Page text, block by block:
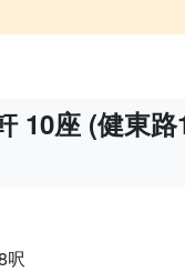
10座 (健東路
呎